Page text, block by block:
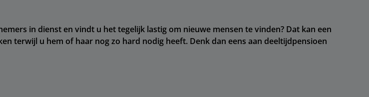
in dienst en vindt u het tegelijk lastig om nieuwe mensen te vinden? Dat kan een
terwijl u hem of haar nog zo hard nodig heeft. Denk dan eens aan deeltijdpensioen